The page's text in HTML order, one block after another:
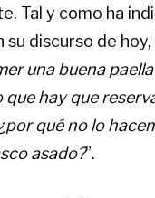
Tal y como ha
su discurso de hoy,
una buena
que hay que
qué no lo
asado?”.